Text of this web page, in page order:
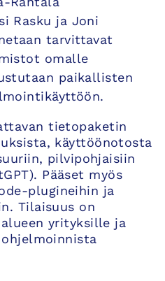
Rasku ja Joni
tarvittavat
omalle
paikallisten
tietopaketin
käyttöönotosta
pilvipohjaisiin
Pääset myös
plugineihin ja
Tilaisuus on
yrityksille ja